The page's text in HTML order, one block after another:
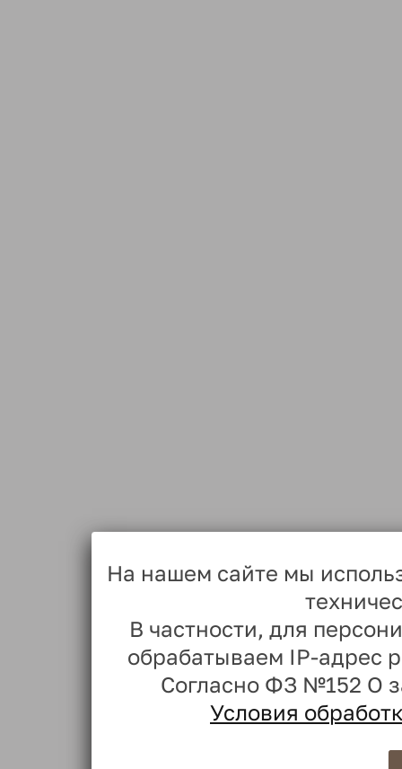
На нашем сайте мы
В частности, для
обрабатываем IP-адрес
Согласно ФЗ №152 О
Условия